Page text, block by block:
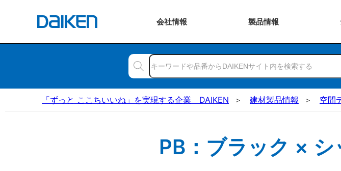
会社情報 製品情報
「ずっと ここちいいね」を実現する企業 DAIKEN 建材製品情報 空間
PB：ブラック ×